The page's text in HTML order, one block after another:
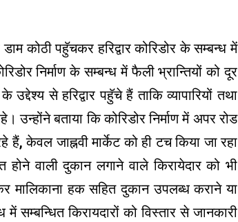
कोठी पहुॅचकर हरिद्वार कोरिडोर के सम्बन्ध में
निर्माण के सम्बन्ध में फैली भ्रान्तियों को दूर
से हरिद्वार पहुॅचे हैं ताकि व्यापारियों तथा
बताया कि कोरिडोर निर्माण में अपर रोड
केवल जाह्नवी मार्केट को ही टच किया जा रहा
होने वाली दुकान लगाने वाले किरायेदार को भी
मालिकाना हक सहित दुकान उपलब्ध कराने या
किरायदारों को विस्तार से जानकारी